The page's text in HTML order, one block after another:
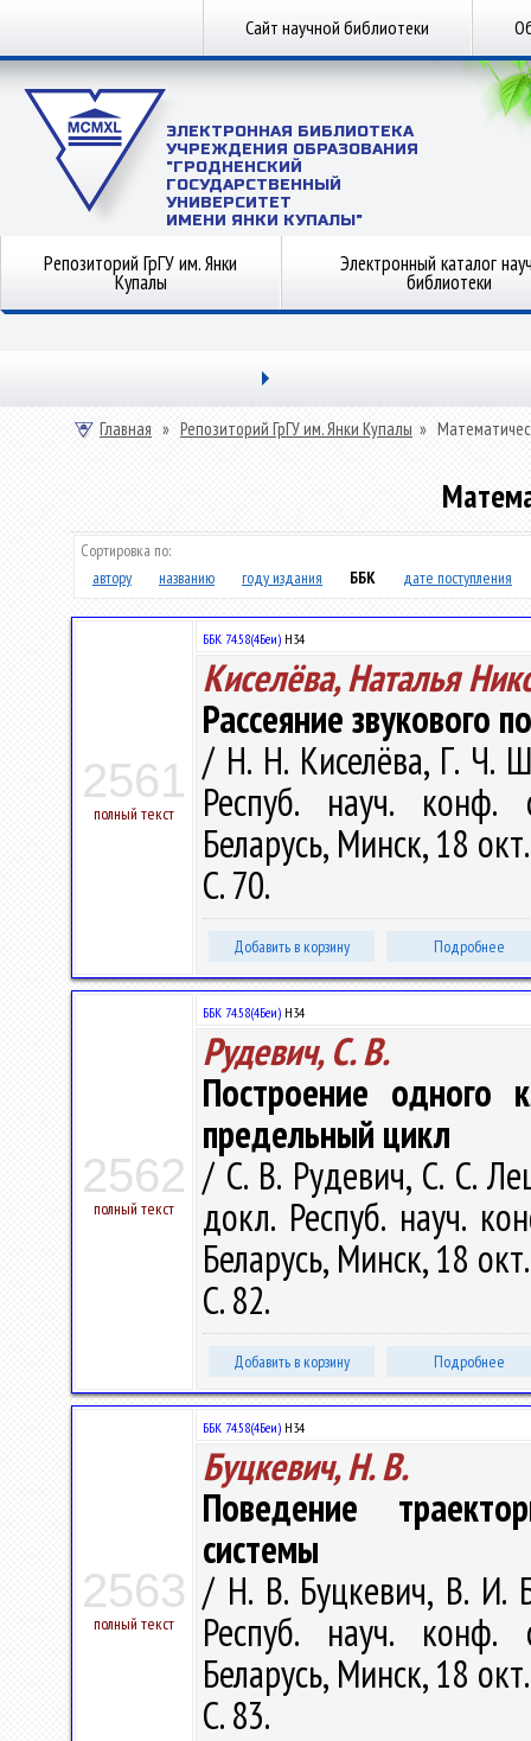
Сайт научной библиотеки
ЭЛЕКТРОННАЯ БИБЛИОТЕКА
УЧРЕЖДЕНИЯ ОБРАЗОВАНИЯ
"ГРОДНЕНСКИЙ
ГОСУДАРСТВЕННЫЙ
УНИВЕРСИТЕТ
ИМЕНИ ЯНКИ КУПАЛЫ"
Репозиторий ГрГУ им. Янки
Купалы
Электронный каталог
библиотеки
Главная » Репозиторий ГрГУ им. Янки Купалы »
Сортировка по:
автору
названию году издания ББК дате поступления
2561
полный текст
ББК 74.58(4Беи) Н34
Киселёва, Наталья
Рассеяние звукового
/ Н. Н. Киселёва, Г. Ч.
Респуб. науч. конф.
Беларусь, Минск, 18
С. 70.
Добавить в корзину Подробнее
2562
полный текст
ББК 74.58(4Беи) Н34
Рудевич, С. В.
Построение одного
предельный цикл
/ С. В. Рудевич, С. С.
докл. Респуб. науч.
Беларусь, Минск, 18
С. 82.
Добавить в корзину Подробнее
2563
полный текст
ББК 74.58(4Беи) Н34
Буцкевич, Н. В.
Поведение
системы
/ Н. В. Буцкевич, В. И.
Респуб. науч. конф.
Беларусь, Минск, 18
С. 83.